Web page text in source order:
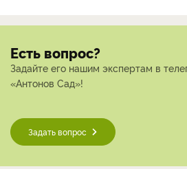
Есть вопрос?
Задайте его нашим экспертам в
«Антонов Сад»!
Задать вопрос